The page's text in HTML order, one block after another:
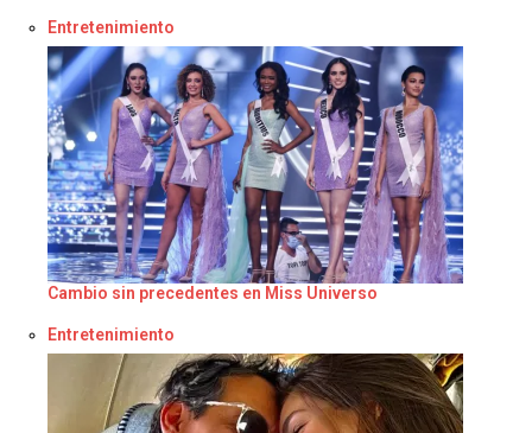
Respecto a
Entretenimiento
Cambio sin precedentes en Miss Universo
Respecto a
Entretenimiento